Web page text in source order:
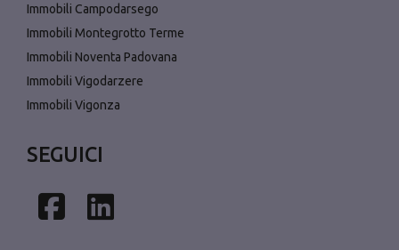
Immobili Campodarsego
Immobili Montegrotto Terme
Immobili Noventa Padovana
Immobili Vigodarzere
Immobili Vigonza
SEGUICI
Facebook
Linkedin